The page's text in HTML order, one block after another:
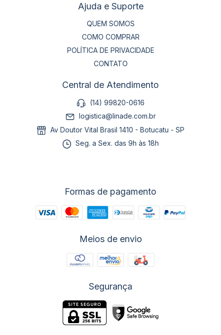
Ajuda e Suporte
QUEM SOMOS
COMO COMPRAR
POLÍTICA DE PRIVACIDADE
CONTATO
Central de Atendimento
(14) 99820-0616
logistica@linade.com.br
Av Doutor Vital Brasil 1410 - Botucatu - SP
Seg. a Sex. das 9h às 18h
Formas de pagamento
Meios de envio
Segurança